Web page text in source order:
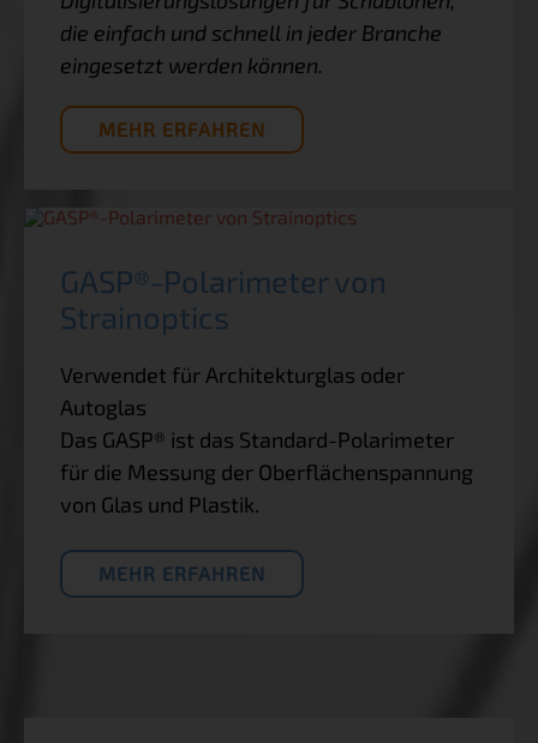
die einfach und schnell in jeder Branche
eingesetzt werden können.
MEHR ERFAHREN
GASP®-Polarimeter von
Strainoptics
Verwendet für Architekturglas oder
Autoglas
Das GASP® ist das Standard-Polarimeter
für die Messung der Oberflächenspannung
von Glas und Plastik.
MEHR ERFAHREN